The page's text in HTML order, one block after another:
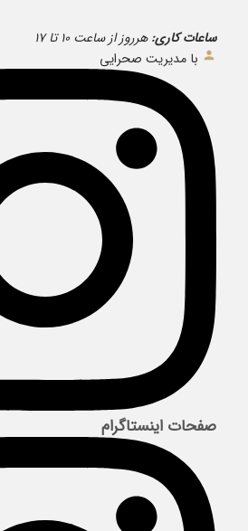
ساعات کاری: هرروز از ساعت ۱۰ تا ۱۷
با مدیریت صحرایی
صفحات اینستاگرام